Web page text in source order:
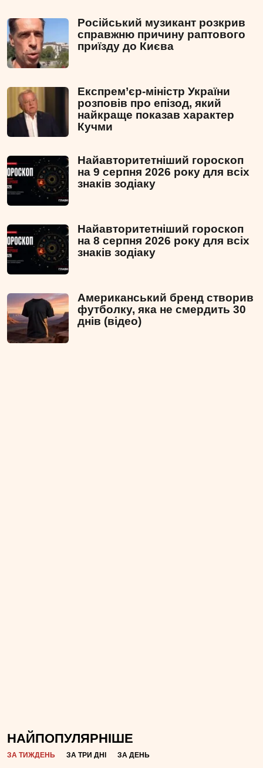
Російський музикант розкрив
справжню причину раптового
приїзду до Києва
Експрем’єр-міністр України
розповів про епізод, який
найкраще показав характер
Кучми
Найавторитетніший гороскоп
на 9 серпня 2026 року для всіх
знаків зодіаку
Найавторитетніший гороскоп
на 8 серпня 2026 року для всіх
знаків зодіаку
Американський бренд створив
футболку, яка не смердить 30
днів (відео)
НАЙПОПУЛЯРНІШЕ
ЗА ТИЖДЕНЬ ЗА ТРИ ДНІ ЗА ДЕНЬ